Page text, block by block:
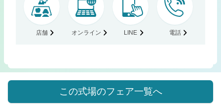
店舗 オンライン LINE 電話
この式場のフェア一覧へ